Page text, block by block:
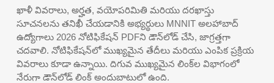
ఖాళీ వివరాలు, అర్హత, వయోపరిమితి మరియు దరఖాస్తు
సూచనలను తనిఖీ చేయడానికి అభ్యర్థులు MNNIT అలహాబాద్
ఉద్యోగాలు 2026 నోటిఫికేషన్ PDFని డౌన్‌లోడ్ చేసి, జాగ్రత్తగా
చదవాలి. నోటిఫికేషన్‌లో ముఖ్యమైన తేదీలు మరియు ఎంపిక ప్రక్రియ
వివరాలు కూడా ఉన్నాయి. దిగువ ముఖ్యమైన లింక్‌ల విభాగంలో
నేరుగా డౌన్‌లోడ్ లింక్ అందుబాటులో ఉంది.